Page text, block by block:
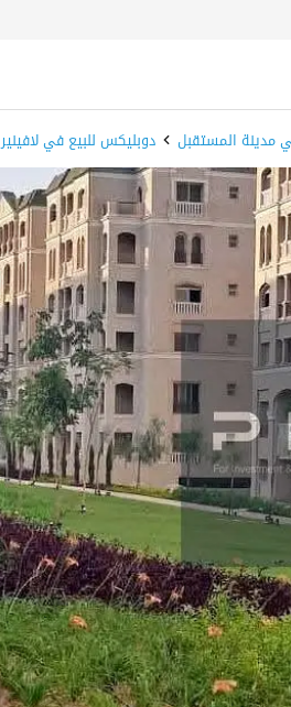
مدينة المستقبل دوبليكس للبيع في لافينير